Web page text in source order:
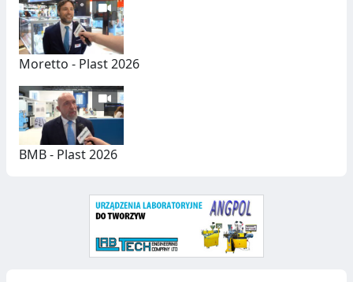
Y
C
H
Moretto - Plast 2026
BMB - Plast 2026